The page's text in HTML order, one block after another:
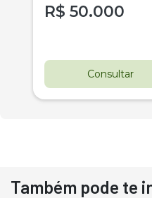
R$ 50.000
Consultar
Também pode te